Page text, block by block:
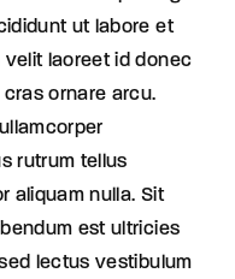
ut labore et
velit laoreet id donec
ornare arcu.
rutrum tellus
aliquam nulla. Sit
est ultricies
lectus vestibulum